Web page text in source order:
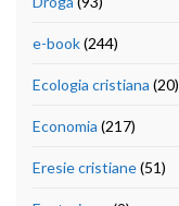
e-book(244)
Ecologia cristiana (20)
Economia (217)
Eresie cristiane(51)